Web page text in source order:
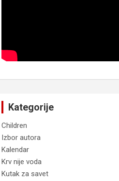
Kategorije
Children
Izbor autora
Kalendar
Krv nije voda
Kutak za savet